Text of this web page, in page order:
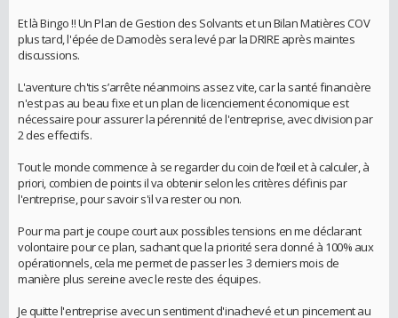
Et là Bingo !! Un Plan de Gestion des Solvants et un Bilan Matières COV
plus tard, l'épée de Damoclès sera levé par la DRIRE après maintes
discussions.
L'aventure ch'tis s’arrête néanmoins assez vite, car la santé financière
n'est pas au beau fixe et un plan de licenciement économique est
nécessaire pour assurer la pérennité de l'entreprise, avec division par
2 des effectifs.
Tout le monde commence à se regarder du coin de l’œil et à calculer, à
priori, combien de points il va obtenir selon les critères définis par
l'entreprise, pour savoir s'il va rester ou non.
Pour ma part je coupe court aux possibles tensions en me déclarant
volontaire pour ce plan, sachant que la priorité sera donné à 100% aux
opérationnels, cela me permet de passer les 3 derniers mois de
manière plus sereine avec le reste des équipes.
Je quitte l'entreprise avec un sentiment d'inachevé et un pincement au